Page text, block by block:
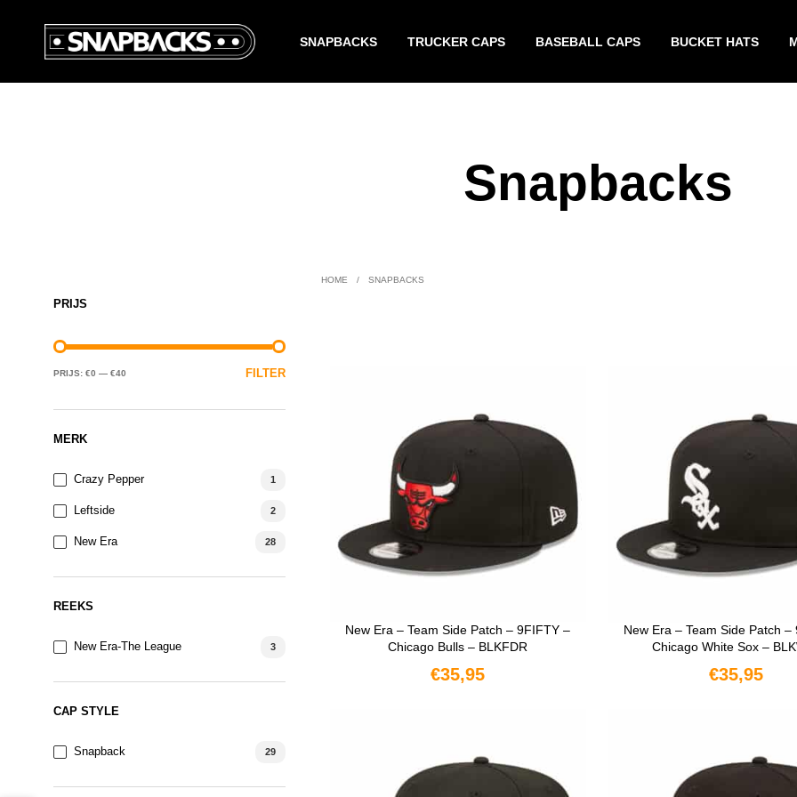
SNAPBACKS TRUCKER CAPS BASEBALL CAPS BUCKET HATS
Snapbacks
PRIJS
FILTER
PRIJS: €0 — €40
MERK
Crazy Pepper 1
Leftside 2
New Era 28
REEKS
New Era-The League 3
CAP STYLE
Snapback 29
HOME / SNAPBACKS
New Era – Team Side Patch – 9FIFTY –
Chicago Bulls – BLKFDR
€35,95
New Era – Team Side Patch –
Chicago White Sox –
€35,95